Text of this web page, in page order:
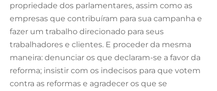
propriedade dos parlamentares, assim como as
empresas que contribuíram para sua campanha e
fazer um trabalho direcionado para seus
trabalhadores e clientes. E proceder da mesma
maneira: denunciar os que declaram-se a favor da
reforma; insistir com os indecisos para que votem
contra as reformas e agradecer os que se